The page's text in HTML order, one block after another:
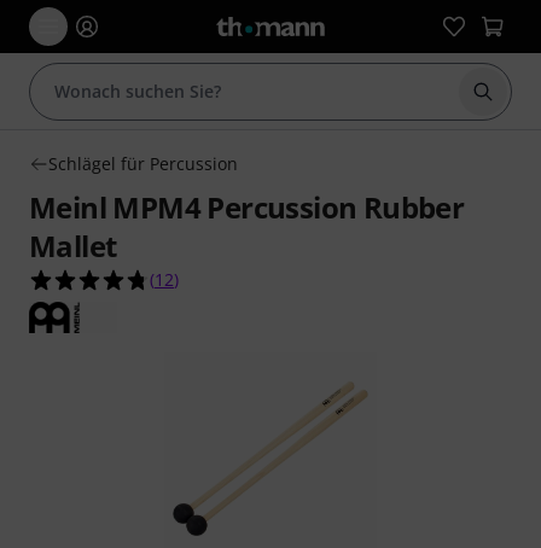
Suche
Schlägel für Percussion
Meinl MPM4 Percussion Rubber
Mallet
4.8 von 5 Sternen aus 12 Kundenbewertungen
(12)